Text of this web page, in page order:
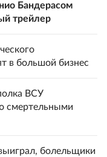
Бандерасом
трейлер
в большой бизнес
ВСУ
смертельными
болельщики